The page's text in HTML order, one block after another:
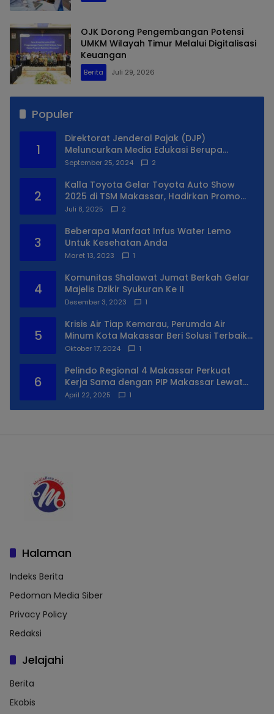
OJK Dorong Pengembangan Potensi
UMKM Wilayah Timur Melalui Digitalisasi
Keuangan
Berita Juli 29, 2026
Populer
1
Direktorat Jenderal Pajak (DJP)
Meluncurkan Media Edukasi Berupa
Simulator Coretax
September 25, 2024 2
2
Kalla Toyota Gelar Toyota Auto Show
2025 di TSM Makassar, Hadirkan Promo
Spesial
Juli 8, 2025 2
3
Beberapa Manfaat Infus Water Lemo
Untuk Kesehatan Anda
Maret 13, 2023 1
4
Komunitas Shalawat Jumat Berkah Gelar
Majelis Dzikir Syukuran Ke II
Desember 3, 2023 1
5
Krisis Air Tiap Kemarau, Perumda Air
Minum Kota Makassar Beri Solusi Terbaik
Untuk Daerah Utara Kota
Oktober 17, 2024 1
6
Pelindo Regional 4 Makassar Perkuat
Kerja Sama dengan PIP Makassar Lewat
Praktek Lapangan
April 22, 2025 1
Halaman
Indeks Berita
Pedoman Media Siber
Privacy Policy
Redaksi
Jelajahi
Berita
Ekobis